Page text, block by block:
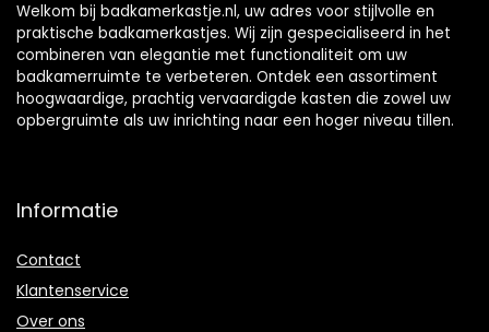
Welkom bij badkamerkastje.nl, uw adres voor stijlvolle en
praktische badkamerkastjes. Wij zijn gespecialiseerd in het
combineren van elegantie met functionaliteit om uw
badkamerruimte te verbeteren. Ontdek een assortiment
hoogwaardige, prachtig vervaardigde kasten die zowel uw
opbergruimte als uw inrichting naar een hoger niveau tillen.
Informatie
Contact
Klantenservice
Over ons